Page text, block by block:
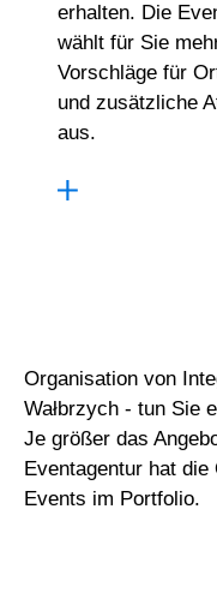
erhalten. Die
wählt für Sie
Vorschläge für
und zusätzliche
aus.
Organisation von
Wałbrzych - tun Sie
Je größer das
Eventagentur hat
Events im Portfolio.